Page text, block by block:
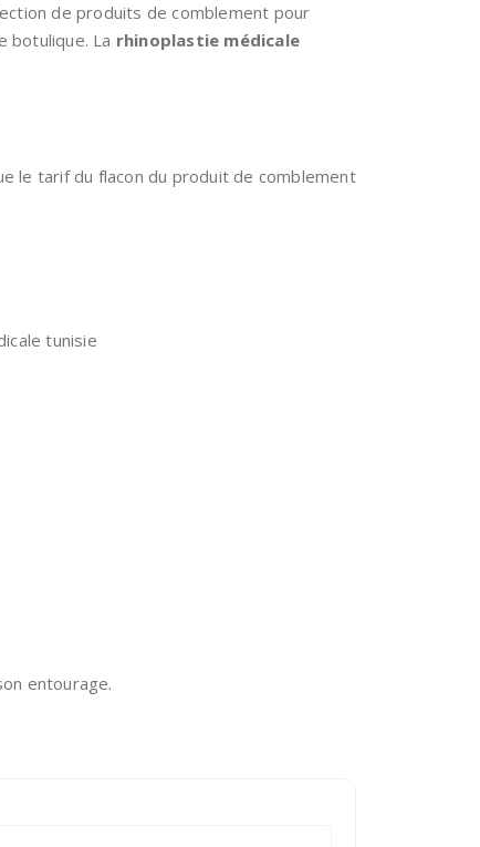
de produits de comblement pour
botulique. La rhinoplastie médicale
le tarif du flacon du produit de comblement
entourage.